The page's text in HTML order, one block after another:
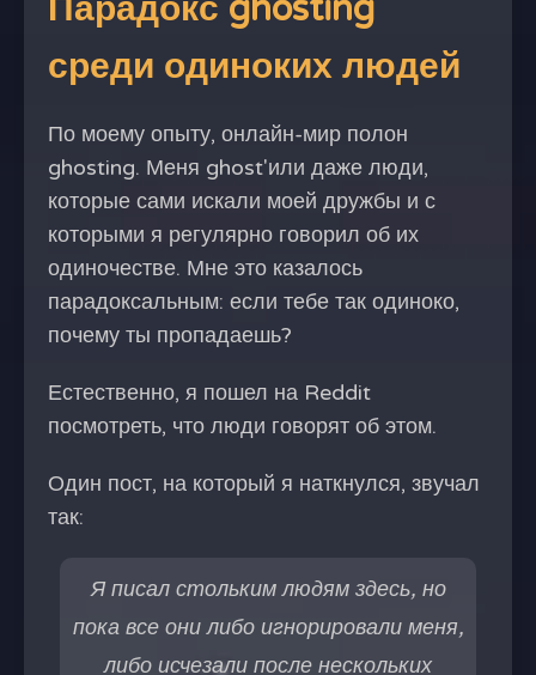
среди одиноких людей
По моему опыту, онлайн-мир полон
ghosting. Меня ghost'или даже люди,
которые сами искали моей дружбы и с
которыми я регулярно говорил об их
одиночестве. Мне это казалось
парадоксальным: если тебе так одиноко,
почему ты пропадаешь?
Естественно, я пошел на Reddit
посмотреть, что люди говорят об этом.
Один пост, на который я наткнулся, звучал
так:
Я писал стольким людям здесь, но
пока все они либо игнорировали меня,
либо исчезали после нескольких